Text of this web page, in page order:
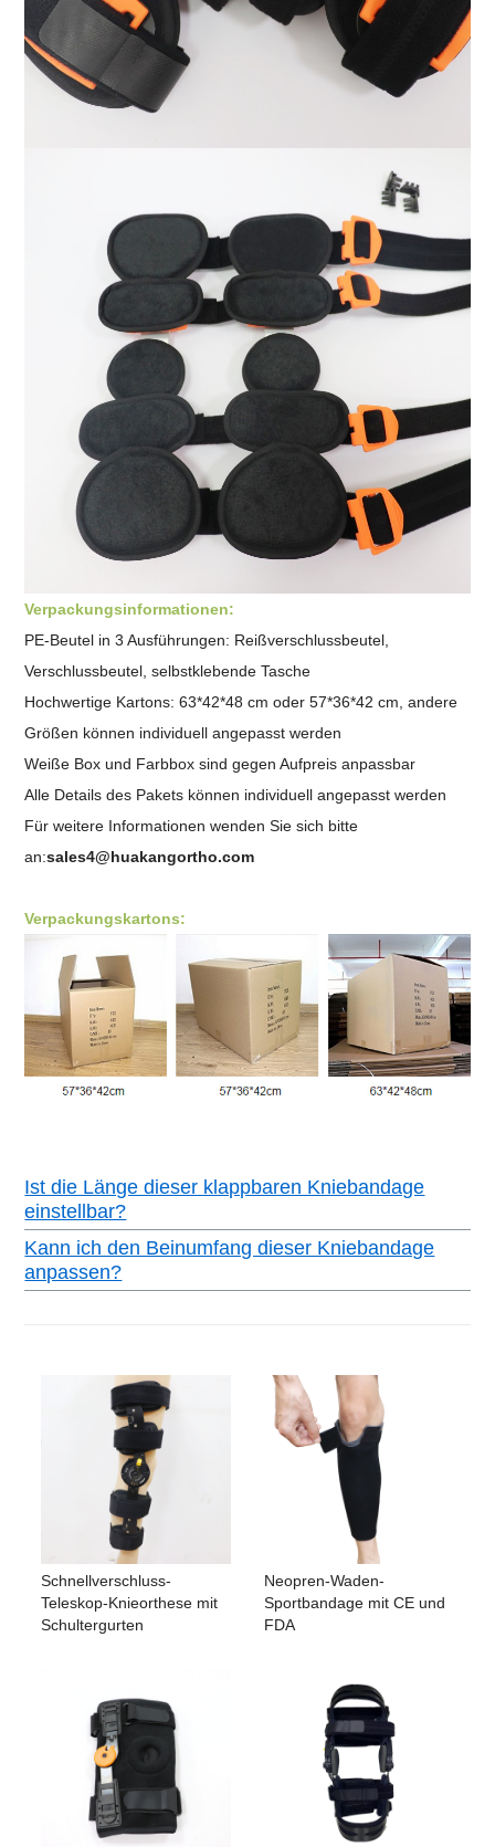
Verpackungsinformationen:
PE-Beutel in 3 Ausführungen: Reißverschlussbeutel,
Verschlussbeutel,selbstklebende Tasche
Hochwertige Kartons: 63*42*48 cm oder 57*36*42 cm, andere
Größen können individuell angepasst werden
Weiße Box und Farbbox sind gegen Aufpreis anpassbar
Alle Details des Pakets können individuell angepasst werden
Für weitere Informationen wenden Sie sich bitte
an:sales4@huakangortho.com
Verpackungskartons:
Ist die Länge dieser klappbaren Kniebandage
einstellbar?
Kann ich den Beinumfang dieser Kniebandage
anpassen?
Schnellverschluss-
Teleskop-Knieorthese mit
Schultergurten
Neopren-Waden-
Sportbandage mit CE und
FDA